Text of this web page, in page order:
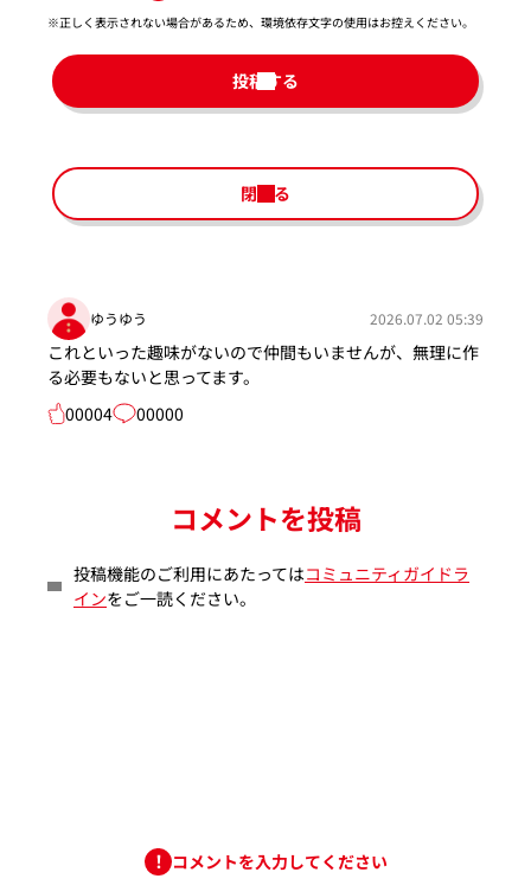
※正しく表示されない場合があるため、環境依存文字の使用はお控えください。​
投稿する
閉じる
ゆうゆう 2026.07.02 05:39
これといった趣味がないので仲間もいませんが、無理に作
る必要もないと思ってます。
00004
00000
コメントを投稿
投稿機能のご利用にあたってはコミュニティガイドラ
インをご一読ください。
コメントを入力してください